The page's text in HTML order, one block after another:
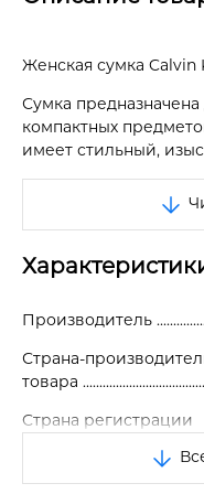
Женская сумка Calvin
Сумка
компактных
имеет стильный,
Сумка с одним
Есть подкладка.
кармана, один из
застёгиваются с
В одном из внешних
слота для банковских
Спереди тесненный
Длинный
Производитель
Страна-
товара
Страна регистрации
Размер